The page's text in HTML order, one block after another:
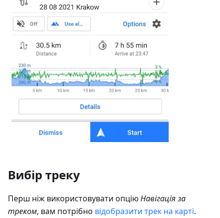
Вибір треку
Перш ніж використовувати опціюНавігація за
треком, вам потрібно відобразити трек на карті.